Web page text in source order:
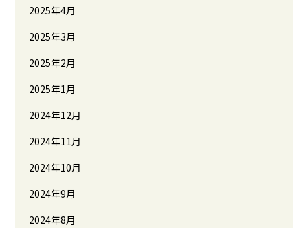
2025年4月
2025年3月
2025年2月
2025年1月
2024年12月
2024年11月
2024年10月
2024年9月
2024年8月